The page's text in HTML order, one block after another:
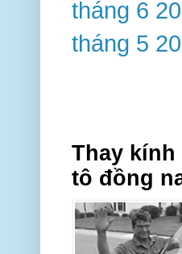
tháng 6
tháng 5
Thay
tô đồng